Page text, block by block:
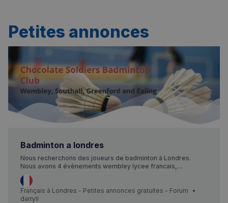
Petites annonces
Badminton a londres
Nous recherchons des joueurs de badminton à Londres.
Nous avons 4 évènements wembley lycee francais,
Greenford et Isleworth Nous aimons jouer au badminton et
nous en sommes passionnés. Le West London Badminton
Club, connu sous le nom de Chocolate Soldiers, a été fondé
en 2019 juste avant la pand…
Français à Londres - Petites annonces gratuites - Forum
darryll